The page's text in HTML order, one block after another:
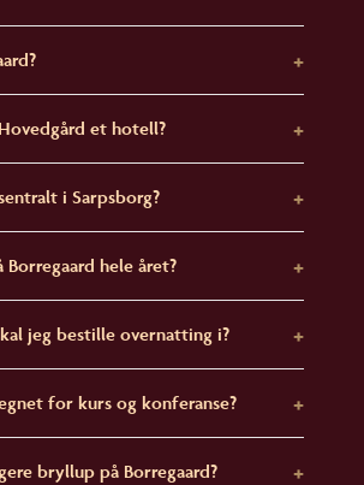
et hotell?
i Sarpsborg?
Borregaard hele året?
jeg bestille overnatting i?
for kurs og konferanse?
bryllup på Borregaard?